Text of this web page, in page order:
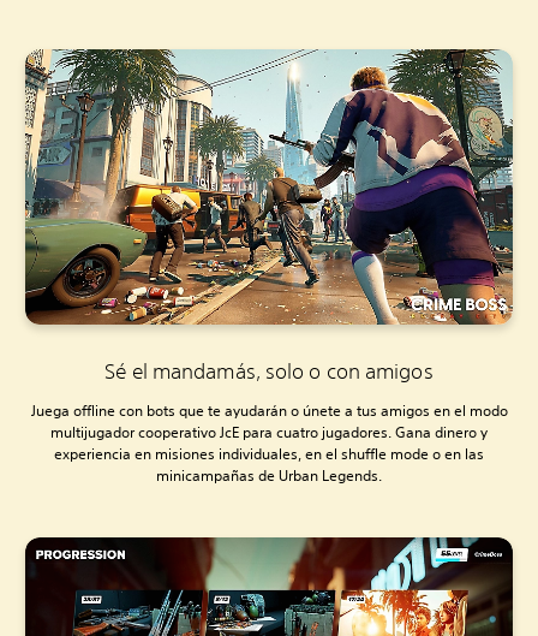
Sé el mandamás, solo o con amigos
Juega offline con bots que te ayudarán o únete a tus amigos en el modo
multijugador cooperativo JcE para cuatro jugadores. Gana dinero y
experiencia en misiones individuales, en el shuffle mode o en las
minicampañas de Urban Legends.